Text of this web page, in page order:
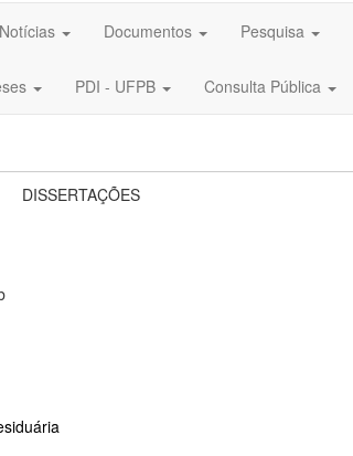
Notícias Documentos Pesquisa
PDI - UFPB Consulta Pública
DISSERTAÇÕES